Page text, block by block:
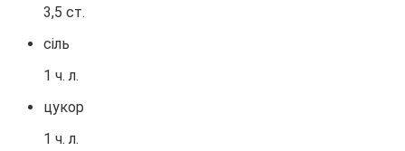
3,5 ст.
сіль
1 ч. л.
цукор
1 ч. л.